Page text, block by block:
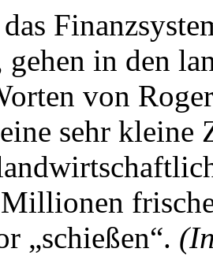
gehen in den
von
sehr kleine
„schießen“.